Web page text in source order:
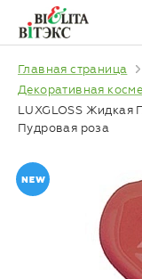
Главная страница
Декоративная
LUXGLOSS Жидкая
Пудровая роза